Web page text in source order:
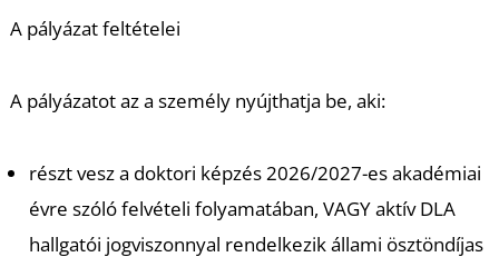
A pályázat feltételei
A pályázatot az a személy nyújthatja be, aki:
részt vesz a doktori képzés 2026/2027-es akadémiai
évre szóló felvételi folyamatában, VAGY aktív DLA
hallgatói jogviszonnyal rendelkezik állami ösztöndíjas